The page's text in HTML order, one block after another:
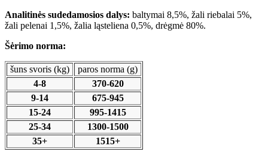
Analitinės sudedamosios dalys: baltymai 8,5%, žali riebalai 5%,
žali pelenai 1,5%, žalia ląsteliena 0,5%, drėgmė 80%.
Šėrimo norma:
šuns svoris (kg)
paros norma (g)
4-8
370-620
9-14
675-945
15-24
995-1415
25-34
1300-1500
35+
1515+